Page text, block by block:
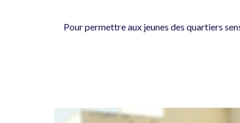
Pour permettre aux jeunes des quartiers